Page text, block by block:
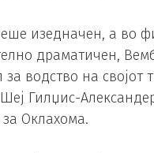
изедначен, а во
драматичен,
водство на својот
Шеј Гилџис-
Оклахома.